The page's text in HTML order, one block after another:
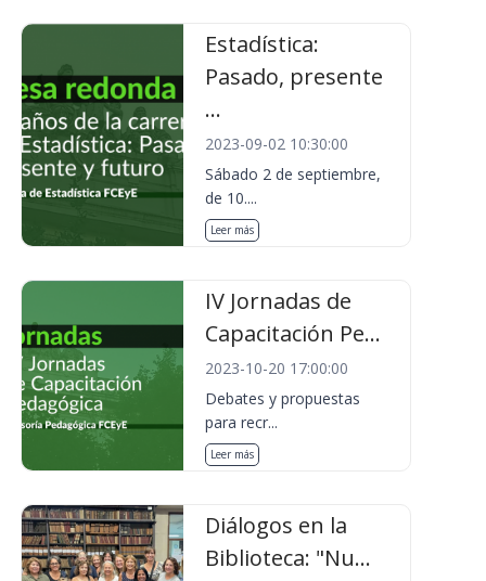
Estadística:
Pasado, presente
...
2023-09-02 10:30:00
Sábado 2 de septiembre,
de 10....
Leer más
IV Jornadas de
Capacitación Pe...
2023-10-20 17:00:00
Debates y propuestas
para recr...
Leer más
Diálogos en la
Biblioteca: "Nu...